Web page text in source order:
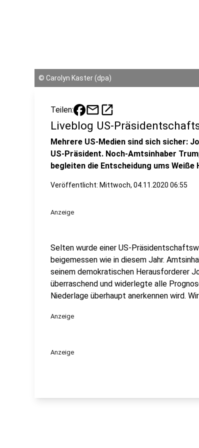
© Carolyn Kaster (dpa)
Teilen: mailopen_in_new
Liveblog US-
Mehrere US-Medien sind sich sicher:
US-Präsident. Noch-Amtsinhaber
begleiten die Entscheidung ums Weiße
Veröffentlicht: Mittwoch, 04.11.2020 06:55
Anzeige
Selten wurde einer US-
beigemessen wie in diesem Jahr.
seinem demokratischen Herausforderer
überraschend und widerlegte alle
Niederlage überhaupt anerkennen wird.
Anzeige
Anzeige